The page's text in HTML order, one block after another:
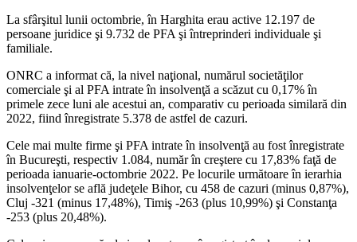
La sfârşitul lunii octombrie, în Harghita erau active 12.197 de
persoane juridice şi 9.732 de PFA şi întreprinderi individuale şi
familiale.
ONRC a informat că, la nivel naţional, numărul societăţilor
comerciale şi al PFA intrate în insolvenţă a scăzut cu 0,17% în
primele zece luni ale acestui an, comparativ cu perioada similară din
2022, fiind înregistrate 5.378 de astfel de cazuri.
Cele mai multe firme şi PFA intrate în insolvenţă au fost înregistrate
în Bucureşti, respectiv 1.084, număr în creştere cu 17,83% faţă de
perioada ianuarie-octombrie 2022. Pe locurile următoare în ierarhia
insolvenţelor se află judeţele Bihor, cu 458 de cazuri (minus 0,87%),
Cluj -321 (minus 17,48%), Timiş -263 (plus 10,99%) şi Constanţa
-253 (plus 20,48%).